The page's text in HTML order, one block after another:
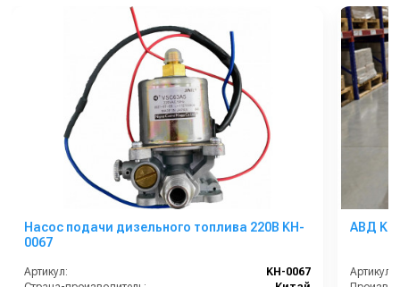
Насос подачи дизельного топлива 220В KH-
0067
Артикул:
KH-0067
АВД
Артикул: